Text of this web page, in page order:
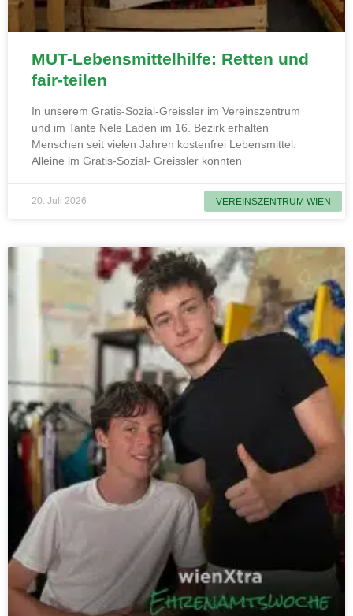
VEREINSZENTRUM WIEN
MUT-Lebensmittelhilfe: Retten und
fair-teilen
In unserem Gratis-Sozial-Greissler im Vereinszentrum
und im Tante Nele Laden im 16. Bezirk erhalten
Menschen seit vielen Jahren kostenfrei Lebensmittel.
Alleine im Gratis-Sozial- Greissler konnten
20. Juli 2026